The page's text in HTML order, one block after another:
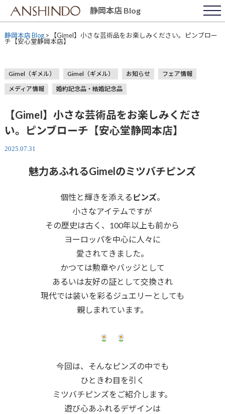
content
静岡本店 Blog
静岡本店 Blog> 【Gimel】小さな芸術品をお楽しみください。ピンブロー
チ【安心堂静岡本店】
Gimel（ギメル） Gimel（ギメル） お知らせ
フェア情報
メディア情報
婚約記念品・結婚記念品
【Gimel】小さな芸術品をお楽しみくださ
い。ピンブローチ【安心堂静岡本店】
2025.07.31
魅力あふれるGimelのミツバチピンズ
個性と輝きを添える ピンズ。
小さなアイテムですが
その歴史は古く、100年以上も前から
ヨーロッパを中心に人々に
愛されてきました。
かつては勲章やバッジとして
あるいは友好の証として交換され
現代では装いを彩るジュエリーとしても
親しまれています。
今回は、そんなピンズの中でも
ひときわ目を引く
ミツバチピンズをご紹介します。
遊び心あふれるデザインは